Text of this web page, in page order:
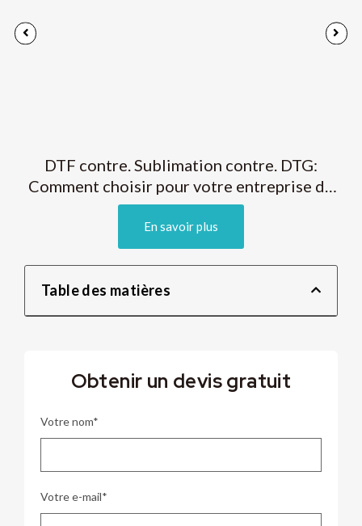
DTF contre. Sublimation contre. DTG:
Comment choisir pour votre entreprise de
vêtements?
En savoir plus
Table des matières
Obtenir un devis gratuit
Votre nom*
Votre e-mail*